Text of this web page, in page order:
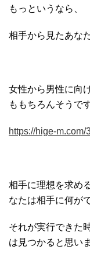
もっというなら、
相手から見たあな
女性から男性に向
ももちろんそうです
https://hige-m.com/
相手に理想を求め
なたは相手に何が
それが実行できた
は見つかると思い